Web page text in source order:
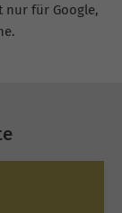
nur für Google,